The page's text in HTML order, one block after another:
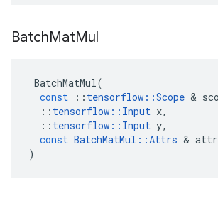
BatchMatMul
BatchMatMul(
const
:: tensorflow ::Scope &
:: tensorflow :: Input x,
:: tensorflow :: Input y,
const BatchMatMul ::Attrs &
)